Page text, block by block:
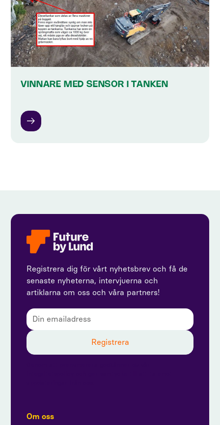
VINNARE MED SENSOR I TANKEN
Registrera dig för vårt nyhetsbrev och få de
senaste nyheterna, intervjuerna och
artiklarna om oss och våra partners!
Om oss